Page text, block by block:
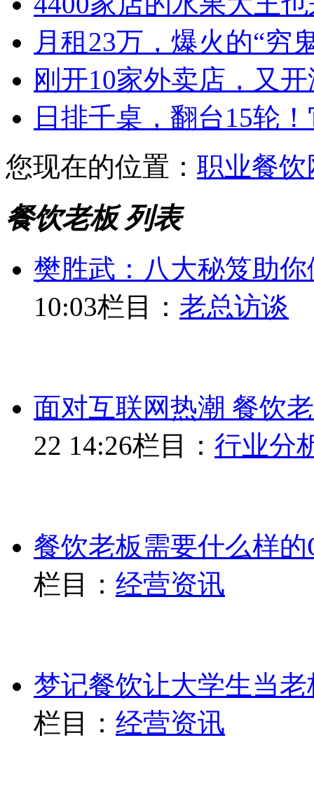
月租23万，爆火的“穷
刚开10家外卖店，又
日排千桌，翻台15轮
您现在的位置： 职业餐饮
餐饮老板 列表
樊胜武：八大秘笈助
10:03栏目： 老总访谈
面对互联网热潮 餐饮
22 14:26栏目： 行业分
餐饮老板需要什么样的
栏目： 经营资讯
梦记餐饮让大学生当
栏目： 经营资讯